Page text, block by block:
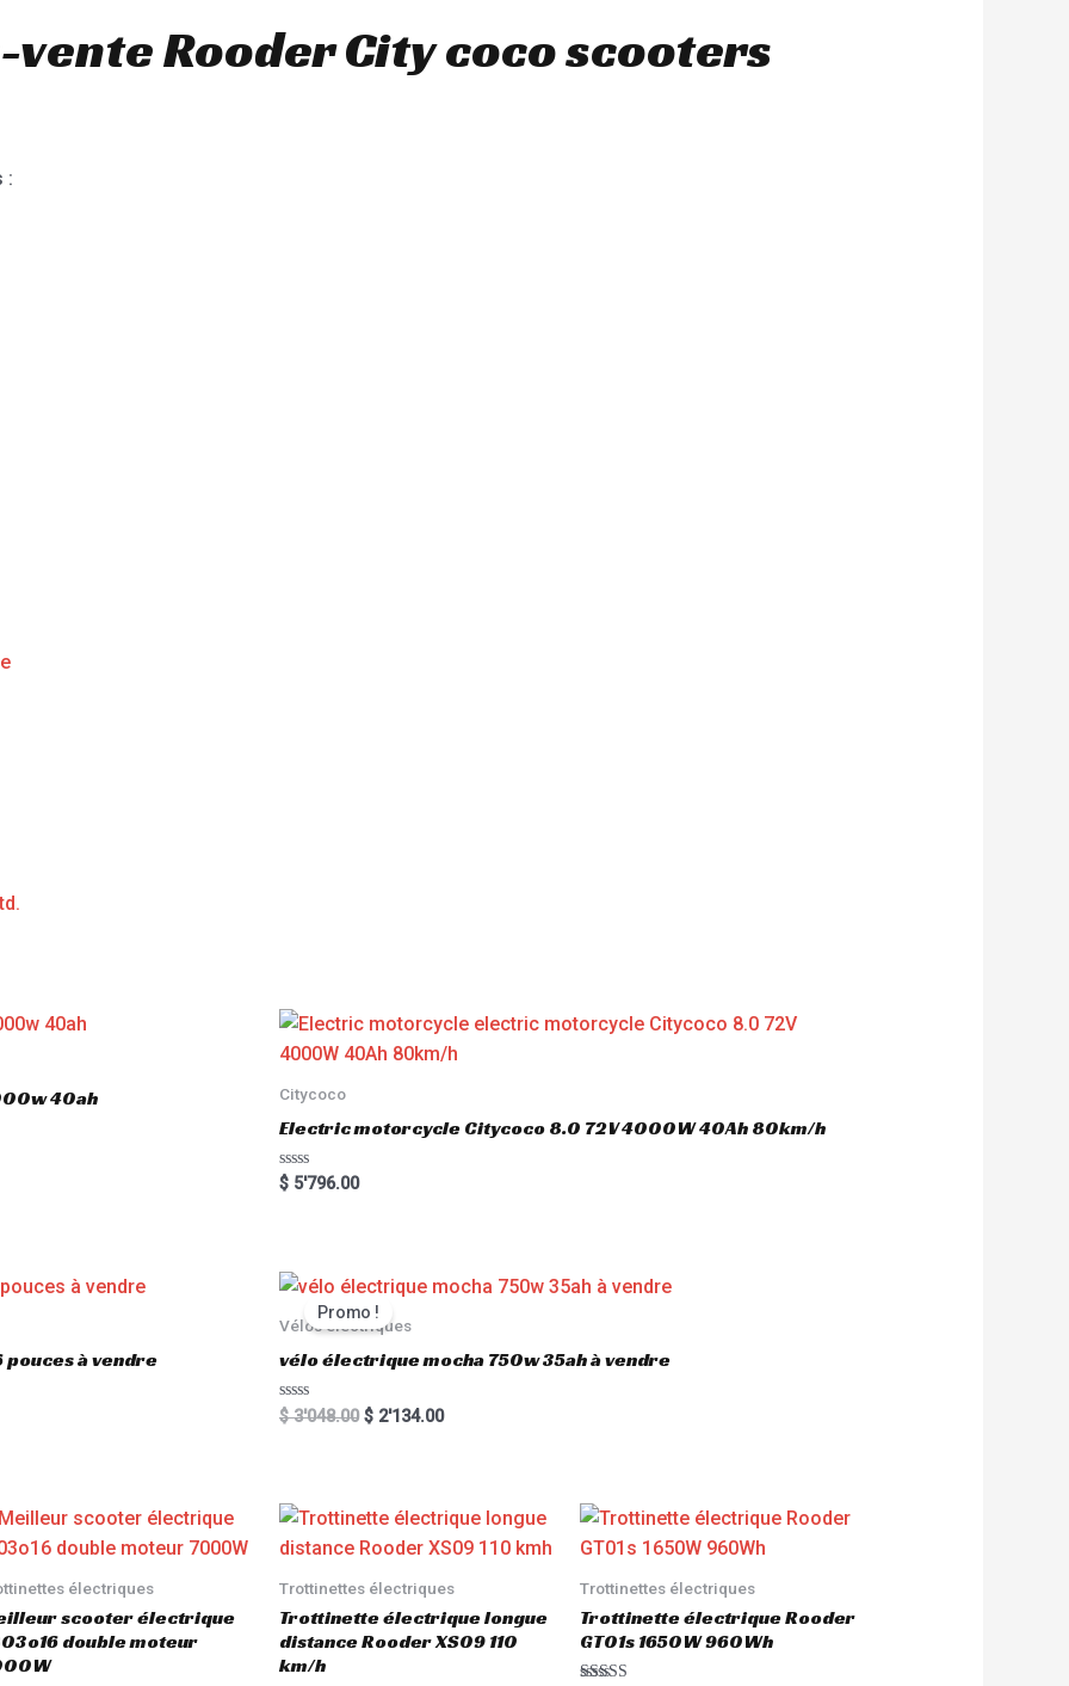
Rooder City coco scooters
:
40ah Citycoco
Electric motorcycle Citycoco 8.0 72V 4000W 40Ah 80km/h
R
a
o
u
o
f
$ 5'796.00
à vendre
Promo !
Vélos électriques
vélo électrique mocha 750w 35ah à vendre
R
a
o
u
o
5
$3'048.00 $ 2'134.00
électriques
scooter électrique
double moteur
Trottinettes électriques
Trottinette électrique longue
distance Rooder XS09 110
km/h
Trottinettes électriques
Trottinette électrique Rooder
GT01s 1650W 960Wh